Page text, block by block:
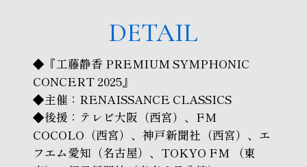
DETAIL
◆『工藤静香 PREMIUM SYMPHONIC
CONCERT 2025』
◆主催：RENAISSANCE CLASSICS
◆後援：テレビ大阪（西宮）、FM
COCOLO（西宮）、神戸新聞社（西宮）、エ
フエム愛知（名古屋）、TOKYO FM （東